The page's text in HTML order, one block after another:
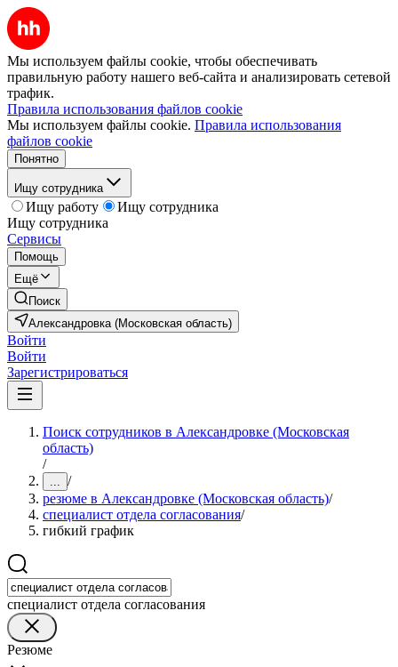
Мы используем файлы cookie, чтобы обеспечивать
правильную работу нашего веб-сайта и анализировать сетевой
трафик.
Правила использования файлов cookie
Мы используем файлы cookie. Правила использования
файлов cookie
Понятно
Ищу сотрудника
Ищу работу
Ищу сотрудника
Ищу сотрудника
Сервисы
Помощь
Ещё
Поиск
Александровка (Московская область)
Войти
Войти
Зарегистрироваться
Поиск сотрудников в Александровке (Московская
область)
/
... /
резюме в Александровке (Московская область)/
специалист отдела согласования/
гибкий график
специалист отдела согласования
Резюме